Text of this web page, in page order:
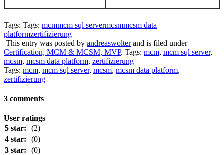
Tags: Tags: mcmmcm sql servermcsmmcsm data
platformzertifizierung
This entry was posted by andreaswolterand is filed under
Certification, MCM & MCSM, MVP. Tags: mcm, mcm sql server,
mcsm, mcsm data platform, zertifizierung
Tags: mcm, mcm sql server, mcsm, mcsm data platform,
zertifizierung
3 comments
User ratings
5 star:
(2)
4 star:
(0)
3 star:
(0)